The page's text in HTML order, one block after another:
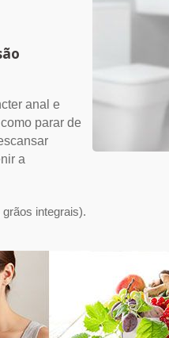
anal e
parar de
a
integrais).